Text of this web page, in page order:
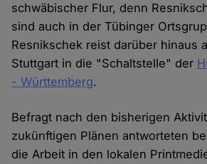
schwäbischer Flur, denn
sind auch in der Tübinger
Resnikschek reist darüber hinaus
Stuttgart in die "Schaltstelle" der
- Württemberg.
Befragt nach den bisherigen
zukünftigen Plänen antworteten
die Arbeit in den lokalen